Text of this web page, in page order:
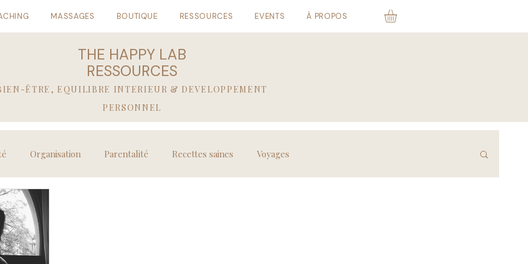
MASSAGES BOUTIQUE RESSOURCES EVENTS À PROPOS
THE HAPPY LAB
RESSOURCES
ÊTRE, EQUILIBRE INTERIEUR & DEVELOPPEMENT
PERSONNEL
Organisation Parentalité Recettes saines Voyages